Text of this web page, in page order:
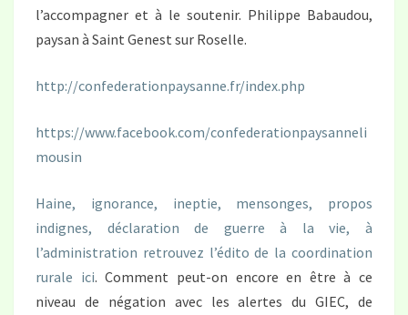
l’accompagner et à le soutenir. Philippe Babaudou,
paysan à Saint Genest sur Roselle.
http://confederationpaysanne.fr/index.php
https://www.facebook.com/confederationpaysanneli
mousin
Haine, ignorance, ineptie, mensonges, propos
indignes, déclaration de guerre à la vie, à
l’administration retrouvez l’édito de la coordination
rurale ici. Comment peut-on encore en être à ce
niveau de négation avec les alertes du GIEC, de